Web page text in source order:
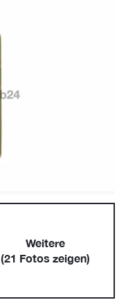
Weitere
(21 Fotos zeigen)